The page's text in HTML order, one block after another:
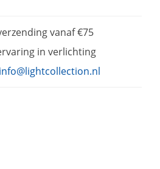
vanaf €75
in verlichting
info@lightcollection.nl